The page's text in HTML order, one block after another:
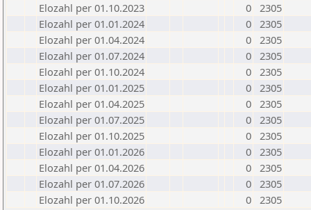
Elozahl per 01.10.2023
0 2305
Elozahl per 01.01.2024
0 2305
Elozahl per 01.04.2024
0 2305
Elozahl per 01.07.2024
0 2305
Elozahl per 01.10.2024
0 2305
Elozahl per 01.01.2025
0 2305
Elozahl per 01.04.2025
0 2305
Elozahl per 01.07.2025
0 2305
Elozahl per 01.10.2025
0 2305
Elozahl per 01.01.2026
0 2305
Elozahl per 01.04.2026
0 2305
Elozahl per 01.07.2026
0 2305
Elozahl per 01.10.2026
0 2305